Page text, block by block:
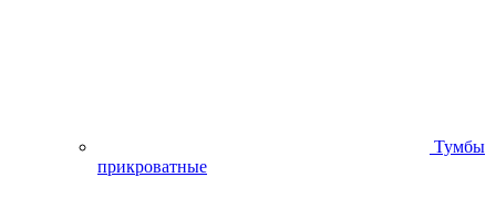
Тумбы
прикроватные